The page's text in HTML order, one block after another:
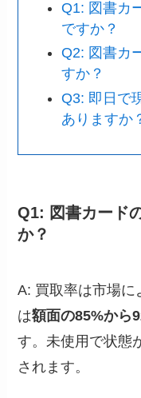
Q1: 図書カ
ですか？
Q2: 図書カ
すか？
Q3: 即日で
ありますか
Q1: 図書カード
か？
A: 買取率は市場に
は額面の85%から
す。未使用で状態
されます。